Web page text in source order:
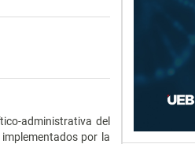
administrativa del
por la